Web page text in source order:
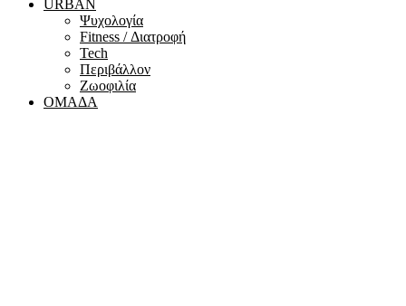
URBAN
Ψυχολογία
Fitness / Διατροφή
Tech
Περιβάλλον
Ζωοφιλία
ΟΜΑΔΑ